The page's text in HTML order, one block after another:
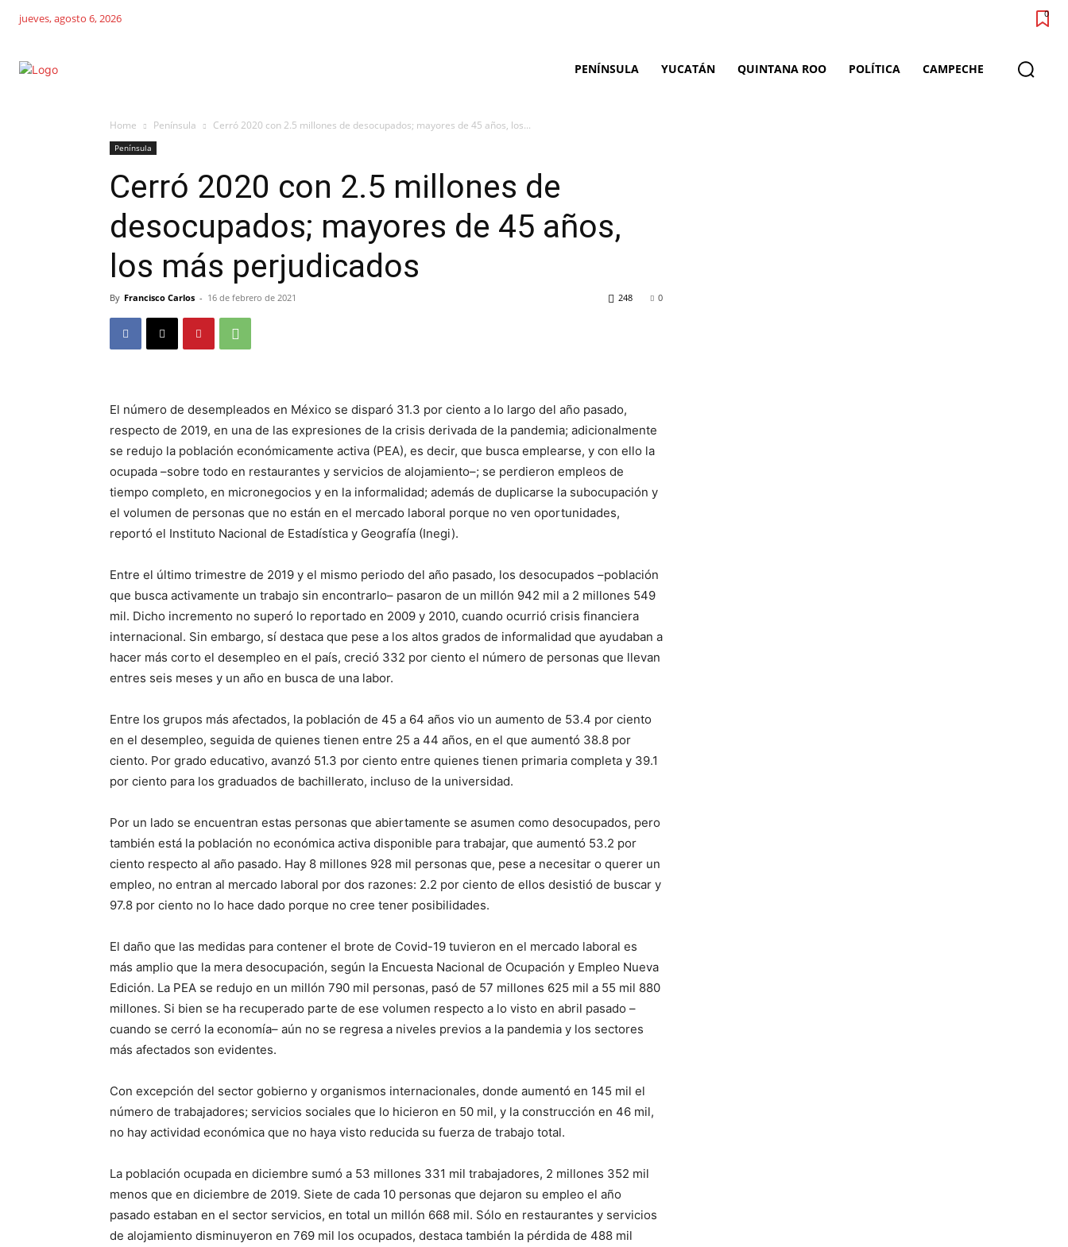
jueves, agosto 6, 2026 0
PENÍNSULA YUCATÁN QUINTANA ROO POLÍTICA CAMPECHE
Home Península Cerró 2020 con 2.5 millones de desocupados; mayores de 45 años, los...
Península
Cerró 2020 con 2.5 millones de
desocupados; mayores de 45 años,
los más perjudicados
By Francisco Carlos - 16 de febrero de 2021 0
248
El número de desempleados en México se disparó 31.3 por ciento a lo largo del año pasado,
respecto de 2019, en una de las expresiones de la crisis derivada de la pandemia; adicionalmente
se redujo la población económicamente activa (PEA), es decir, que busca emplearse, y con ello la
ocupada –sobre todo en restaurantes y servicios de alojamiento–; se perdieron empleos de
tiempo completo, en micronegocios y en la informalidad; además de duplicarse la subocupación y
el volumen de personas que no están en el mercado laboral porque no ven oportunidades,
reportó el Instituto Nacional de Estadística y Geografía (Inegi).
Entre el último trimestre de 2019 y el mismo periodo del año pasado, los desocupados –población
que busca activamente un trabajo sin encontrarlo– pasaron de un millón 942 mil a 2 millones 549
mil. Dicho incremento no superó lo reportado en 2009 y 2010, cuando ocurrió crisis financiera
internacional. Sin embargo, sí destaca que pese a los altos grados de informalidad que ayudaban a
hacer más corto el desempleo en el país, creció 332 por ciento el número de personas que llevan
entres seis meses y un año en busca de una labor.
Entre los grupos más afectados, la población de 45 a 64 años vio un aumento de 53.4 por ciento
en el desempleo, seguida de quienes tienen entre 25 a 44 años, en el que aumentó 38.8 por
ciento. Por grado educativo, avanzó 51.3 por ciento entre quienes tienen primaria completa y 39.1
por ciento para los graduados de bachillerato, incluso de la universidad.
Por un lado se encuentran estas personas que abiertamente se asumen como desocupados, pero
también está la población no económica activa disponible para trabajar, que aumentó 53.2 por
ciento respecto al año pasado. Hay 8 millones 928 mil personas que, pese a necesitar o querer un
empleo, no entran al mercado laboral por dos razones: 2.2 por ciento de ellos desistió de buscar y
97.8 por ciento no lo hace dado porque no cree tener posibilidades.
El daño que las medidas para contener el brote de Covid-19 tuvieron en el mercado laboral es
más amplio que la mera desocupación, según la Encuesta Nacional de Ocupación y Empleo Nueva
Edición. La PEA se redujo en un millón 790 mil personas, pasó de 57 millones 625 mil a 55 mil 880
millones. Si bien se ha recuperado parte de ese volumen respecto a lo visto en abril pasado –
cuando se cerró la economía– aún no se regresa a niveles previos a la pandemia y los sectores
más afectados son evidentes.
Con excepción del sector gobierno y organismos internacionales, donde aumentó en 145 mil el
número de trabajadores; servicios sociales que lo hicieron en 50 mil, y la construcción en 46 mil,
no hay actividad económica que no haya visto reducida su fuerza de trabajo total.
La población ocupada en diciembre sumó a 53 millones 331 mil trabajadores, 2 millones 352 mil
menos que en diciembre de 2019. Siete de cada 10 personas que dejaron su empleo el año
pasado estaban en el sector servicios, en total un millón 668 mil. Sólo en restaurantes y servicios
de alojamiento disminuyeron en 769 mil los ocupados, destaca también la pérdida de 488 mil